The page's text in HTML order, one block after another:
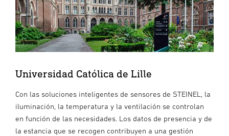
Universidad Católica de Lille
Con las soluciones inteligentes de sensores de STEINEL, la
iluminación, la temperatura y la ventilación se controlan
en función de las necesidades. Los datos de presencia y de
la estancia que se recogen contribuyen a una gestión